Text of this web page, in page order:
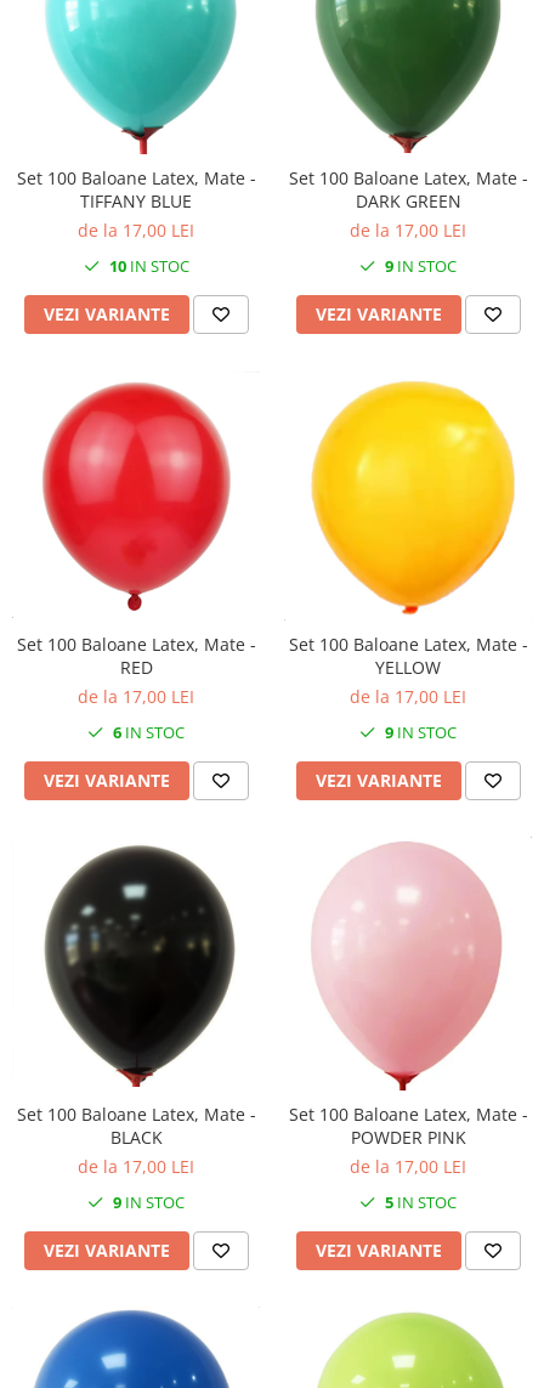
Set 100 Baloane Latex, Mate -
TIFFANY BLUE
de la 17,00 LEI
10IN STOC
VEZI VARIANTE
Set 100 Baloane Latex, Mate -
DARK GREEN
de la 17,00 LEI
9 IN STOC
VEZI VARIANTE
Set 100 Baloane Latex, Mate -
RED
de la 17,00 LEI
6 IN STOC
VEZI VARIANTE
Set 100 Baloane Latex, Mate -
YELLOW
de la 17,00 LEI
9 IN STOC
VEZI VARIANTE
Set 100 Baloane Latex, Mate -
BLACK
de la 17,00 LEI
9 IN STOC
VEZI VARIANTE
Set 100 Baloane Latex, Mate -
POWDER PINK
de la 17,00 LEI
5 IN STOC
VEZI VARIANTE